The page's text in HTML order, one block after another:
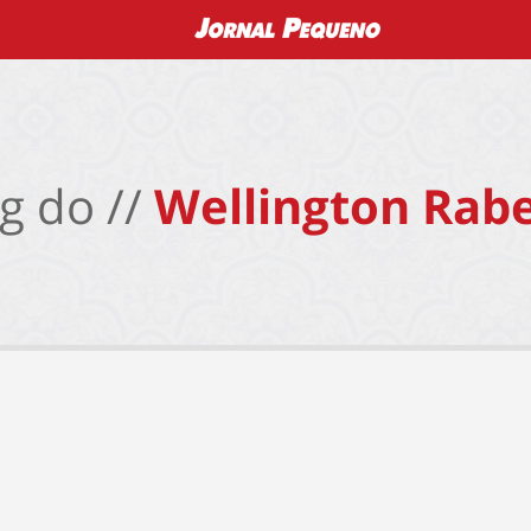
do // Wellington